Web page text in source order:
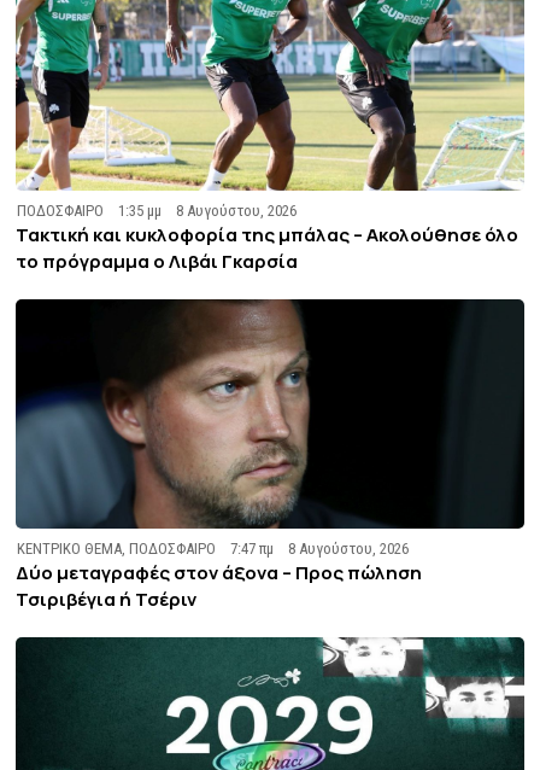
ΠΟΔΟΣΦΑΙΡΟ 1:35 μμ 8 Αυγούστου, 2026
Τακτική και κυκλοφορία της μπάλας – Ακολούθησε όλο
το πρόγραμμα ο Λιβάι Γκαρσία
ΚΕΝΤΡΙΚΟ ΘΕΜΑ ,ΠΟΔΟΣΦΑΙΡΟ 7:47 πμ 8 Αυγούστου, 2026
Δύο μεταγραφές στον άξονα – Προς πώληση
Τσιριβέγια ή Τσέριν